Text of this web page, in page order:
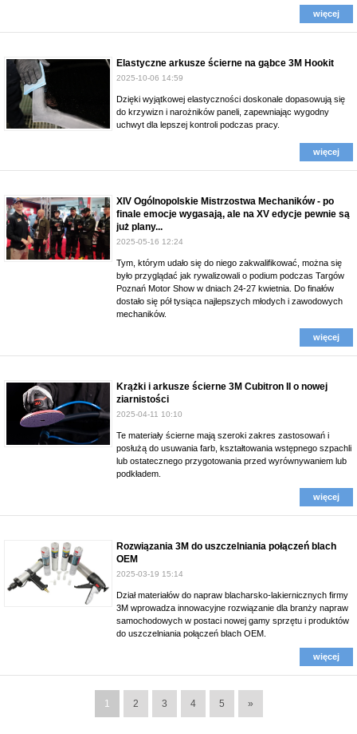
więcej
Elastyczne arkusze ścierne na gąbce 3M Hookit
2025-10-06 14:59
Dzięki wyjątkowej elastyczności doskonale dopasowują się
do krzywizn i narożników paneli, zapewniając wygodny
uchwyt dla lepszej kontroli podczas pracy.
więcej
XIV Ogólnopolskie Mistrzostwa Mechaników - po
finale emocje wygasają, ale na XV edycje pewnie są
już plany...
2025-05-16 12:24
Tym, którym udało się do niego zakwalifikować, można się
było przyglądać jak rywalizowali o podium podczas Targów
Poznań Motor Show w dniach 24-27 kwietnia. Do finałów
dostało się pół tysiąca najlepszych młodych i zawodowych
mechaników.
więcej
Krążki i arkusze ścierne 3M Cubitron II o nowej
ziarnistości
2025-04-11 10:10
Te materiały ścierne mają szeroki zakres zastosowań i
posłużą do usuwania farb, kształtowania wstępnego szpachli
lub ostatecznego przygotowania przed wyrównywaniem lub
podkładem.
więcej
Rozwiązania 3M do uszczelniania połączeń blach
OEM
2025-03-19 15:14
Dział materiałów do napraw blacharsko-lakiernicznych firmy
3M wprowadza innowacyjne rozwiązanie dla branży napraw
samochodowych w postaci nowej gamy sprzętu i produktów
do uszczelniania połączeń blach OEM.
więcej
1 2 3 4 5 »